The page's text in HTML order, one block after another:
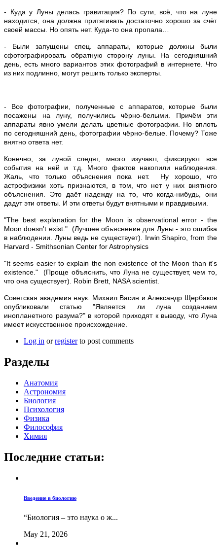
- Куда у Луны делась гравитация? По сути, всё, что на луне
находится, она должна притягивать достаточно хорошо за счёт
своей массы. Но опять нет. Куда-то она пропала…
- Были запущены спец. аппараты, которые должны были
сфотографировать обратную сторону луны. На сегодняшний
день, есть много вариантов этих фотографий в интернете. Что
из них подлинно, могут решить только эксперты.
- Все фотографии, полученные с аппаратов, которые были
посажены на луну, получились чёрно-белыми. Причём эти
аппараты явно умели делать цветные фотографии. Но вплоть
по сегодняшний день, фотографии чёрно-белые. Почему? Тоже
внятно ответа нет.
Конечно, за луной следят, много изучают, фиксируют все
события на ней и т.д. Много фактов накопили наблюдения.
Жаль, что только объяснения пока нет. Ну хорошо, что
астрофизики хоть признаются, в том, что нет у них внятного
объяснения. Это даёт надежду на то, что когда-нибудь, они
дадут эти ответы. И эти ответы будут внятными и правдивыми.
"The best explanation for the Moon is observational error - the
Moon doesn't exist." (Лучшее объяснение для Луны - это ошибка
в наблюдении. Луны ведь не существует). Irwin Shapiro, from the
Harvard - Smithsonian Center for Astrophysics
"It seems easier to explain the non existence of the Moon than it's
existence." (Проще объяснить, что Луна не существует, чем то,
что она существует). Robin Brett, NASA scientist.
Советская академия наук. Михаил Васин и Александр Щербаков
опубликовали статью "Является ли луна созданием
инопланетного разума?" в которой приходят к выводу, что Луна
имеет искусственное происхождение.
Log in orregisterto post comments
Разделы
Анатомия
Астрономия
Биология
Психология
Физика
Философия
Химия
Последние статьи:
Введение в биологию
“Биология – это наука о ж...
May 21, 2026